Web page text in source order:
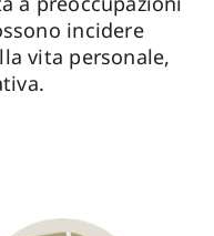
incidere
vita personale,